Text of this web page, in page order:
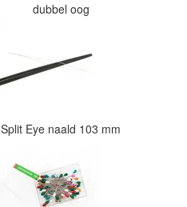
dubbel oog
Split Eye naald 103 mm